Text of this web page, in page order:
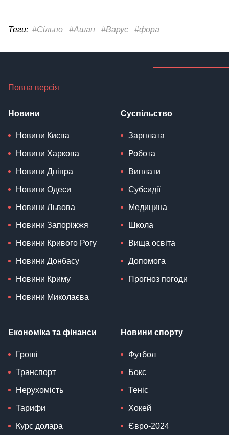
Теги: #Сільпо #Ашан #Варус #фора
Повна версія
Новини
Новини Києва
Новини Харкова
Новини Дніпра
Новини Одеси
Новини Львова
Новини Запоріжжя
Новини Кривого Рогу
Новини Донбасу
Новини Криму
Новини Миколаєва
Суспільство
Зарплата
Робота
Виплати
Субсидії
Медицина
Школа
Вища освіта
Допомога
Прогноз погоди
Економіка та фінанси
Гроші
Транспорт
Нерухомість
Тарифи
Курс долара
Новини спорту
Футбол
Бокс
Теніс
Хокей
Євро-2024